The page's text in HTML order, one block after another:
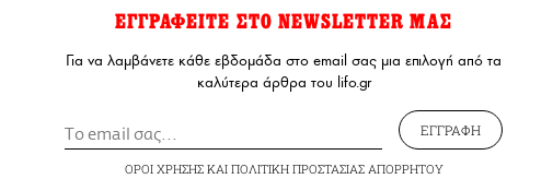
ΕΓΓΡΑΦΕΙΤΕ ΣΤΟ NEWSLETTER ΜΑΣ
Για να λαμβάνετε κάθε εβδομάδα στο email σας μια επιλογή από τα
καλύτερα άρθρα του lifo.gr
ΕΓΓΡΑΦΗ
ΟΡΟΙ ΧΡΗΣΗΣΚΑΙ ΠΟΛΙΤΙΚΗ ΠΡΟΣΤΑΣΙΑΣ ΑΠΟΡΡΗΤΟΥ